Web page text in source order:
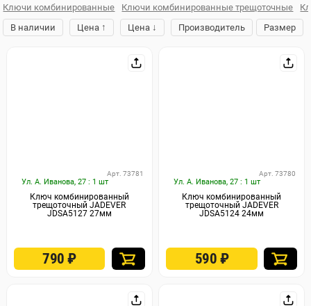
Ключи комбинированные Ключи комбинированные трещоточные
В наличии
Цена ↑ Цена ↓ Производитель Размер
Ул. А. Иванова, 27 : 1 шт
Арт. 73781
Ключ комбинированный
трещоточный JADEVER
JDSA5127 27мм
790₽
Ул. А. Иванова, 27 : 1 шт
Арт. 73780
Ключ комбинированный
трещоточный JADEVER
JDSA5124 24мм
590 ₽